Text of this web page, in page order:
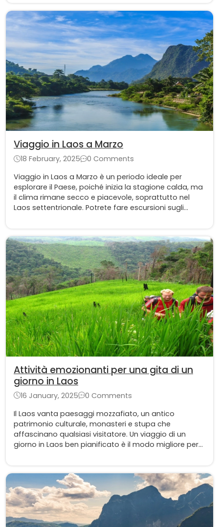
Viaggio in Laos a Marzo
18 February, 2025
0 Comments
Viaggio in Laos a Marzo è un periodo ideale per
esplorare il Paese, poiché inizia la stagione calda, ma
il clima rimane secco e piacevole, soprattutto nel
Laos settentrionale. Potrete fare escursioni sugli
raccolto.
Attività emozionanti per una gita di un
giorno in Laos
16 January, 2025
0 Comments
Il Laos vanta paesaggi mozzafiato, un antico
patrimonio culturale, monasteri e stupa che
affascinano qualsiasi visitatore. Un viaggio di un
giorno in Laos ben pianificato è il modo migliore per
una gita di un giorno in Laos da non perdere!